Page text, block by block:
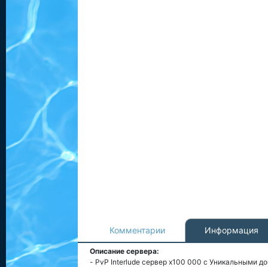
Комментарии Информация
Описание сервера:
- PvP Interlude сервер x100 000 с Уникальными